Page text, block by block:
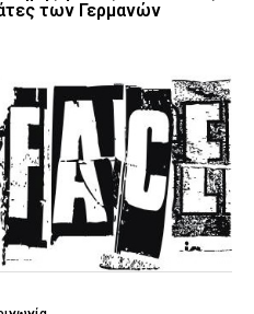
των Γερμανών